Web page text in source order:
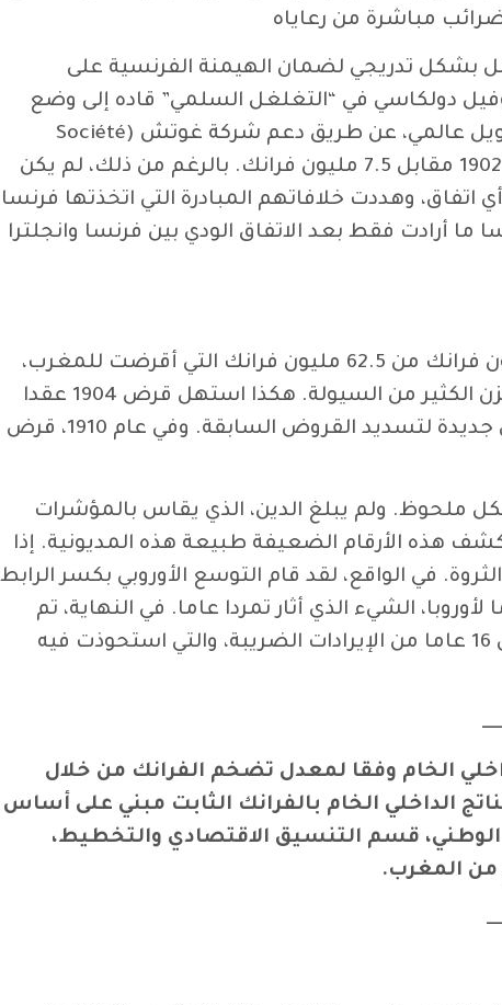
مباشرة من رعاياه
وزارة الخارجية الفرنسية تعمل بشكل تدريجي لضمان الهيمنة الفرنسية على
دولكاسي في “التغلغل السلمي” قاده إلى وضع
آماله على السلاح المالي. وبدأ تدخل بنك باريس والأراضي المنخفضة (بنك باريبا حاليا)، والذي جسد أعلى تمويل عالمي، عن طريق دعم شركة غوتش (Société
Gautsch) وهي جزء مجموعة شنايدر الصناعية. وكانت هذه الشركة هي التي أصدرت السندات المغربية سنة 1902 مقابل 7.5 مليون فرانك. بالرغم من ذلك، لم يكن
وهددت خلافاتهم المبادرة التي اتخذتها فرنسا
لفرنسا ما أرادت فقط بعد الاتفاق الودي بين فرنسا وانجلترا
لم يحسن قرض 1904 من الوضع المالي في المغرب، بل العكس تماما. ولم يتلقى السلطان سوى 10.5 مليون فرانك من 62.5 مليون فرانك التي أقرضت للمغرب،
والباقي استخدم لتسديد القروض السابقة ولتغطية مصاريف الإصدار. وقبل نهاية العام، لم يبقى لدى المخزن الكثير من السيولة. هكذا استهل قرض 1904 عقدا
من الضائقة المالية، في الوقت الذي لم يكن لدى الإمبراطورية الشريفة الاختيار سوى التعاقد من أجل قروض جديدة لتسديد القروض السابقة. وفي عام 1910، قرض
ملحوظ. ولم يبلغ الدين، الذي يقاس بالمؤشرات
العام/الناتج الداخلي الخام، انظر-ي الإطار أسفله) سوى 10% سنة 1904 و 35% سنة 1912. وتكشف هذه الأرقام الضعيفة طبيعة هذه المديونية. إذا
في الواقع، لقد قام التوسع الأوروبي بكسر الرابط
السطان عبد العزيز بكونه خادما لأوروبا، الشيء الذي أثار تمردا عاما. في النهاية، تم
عزله لصالح أخيه عبد الحفيظ، لكن الوضع لم يتغير. في الفترة مابين سنة 1903 و1912، بلغ الدين حوالي 10 إلى 16 عاما من الإيرادات الضريبة، والتي استحوذت فيه
الخام وفقا لمعدل تضخم الفرانك من خلال
الأسعار المستعمل لحساب الناتج الداخلي الخام بالفرانك الثابت مبني على أساس
وعلى الجداول الاقتصادية للمغرب 1915-1959، وزارة الاقتصاد الوطني، قسم التنسيق الاقتصادي والتخطيط،